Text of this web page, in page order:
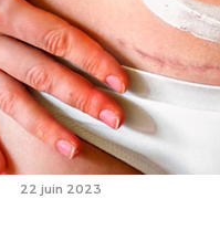
22 juin 2023